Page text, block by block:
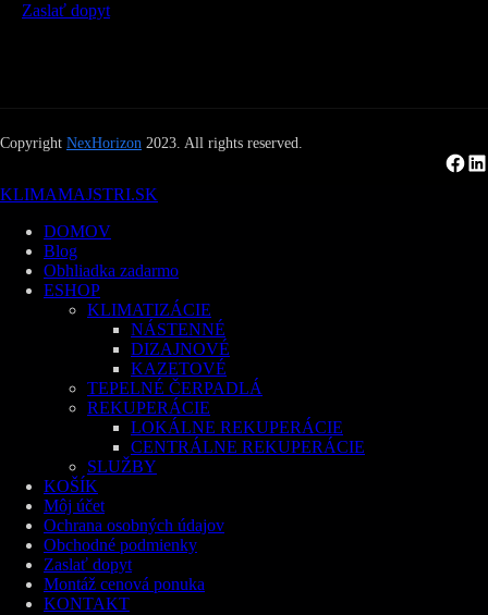
Zaslať dopyt
Copyright NexHorizon 2023. All rights reserved.
Facebook
LinkedIn
KLIMAMAJSTRI.SK
DOMOV
Blog
Obhliadka zadarmo
ESHOP
KLIMATIZÁCIE
NÁSTENNÉ
DIZAJNOVÉ
KAZETOVÉ
TEPELNÉ ČERPADLÁ
REKUPERÁCIE
LOKÁLNE REKUPERÁCIE
CENTRÁLNE REKUPERÁCIE
SLUŽBY
KOŠÍK
Môj účet
Ochrana osobných údajov
Obchodné podmienky
Zaslať dopyt
Montáž cenová ponuka
KONTAKT